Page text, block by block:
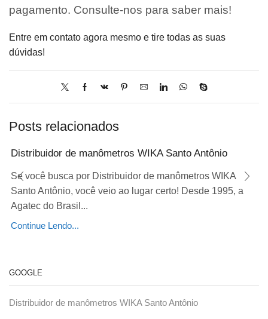
pagamento. Consulte-nos para saber mais!
Entre em contato agora mesmo e tire todas as suas
dúvidas!
Posts relacionados
Distribuidor de manômetros WIKA Santo Antônio
Se você busca por Distribuidor de manômetros WIKA
Santo Antônio, você veio ao lugar certo! Desde 1995, a
Agatec do Brasil...
Continue Lendo...
GOOGLE
Distribuidor de manômetros WIKA Santo Antônio